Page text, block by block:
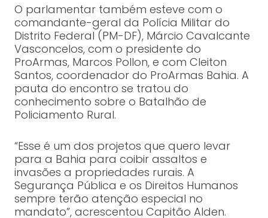
O parlamentar também esteve com o
comandante-geral da Polícia Militar do
Distrito Federal (PM-DF), Márcio Cavalcante
Vasconcelos, com o presidente do
ProArmas, Marcos Pollon, e com Cleiton
Santos, coordenador do ProArmas Bahia. A
pauta do encontro se tratou do
conhecimento sobre o Batalhão de
Policiamento Rural.
“Esse é um dos projetos que quero levar
para a Bahia para coibir assaltos e
invasões a propriedades rurais. A
Segurança Pública e os Direitos Humanos
sempre terão atenção especial no
mandato”, acrescentou Capitão Alden.